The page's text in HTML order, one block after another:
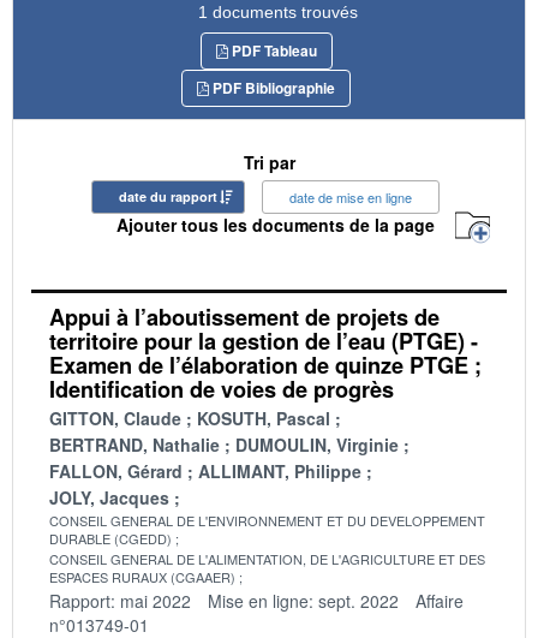
1 documents trouvés
PDF Tableau
PDF Bibliographie
Tri par
date du rapport date de mise en ligne
Ajouter tous les documents de la page
Appui à l’aboutissement de projets de
territoire pour la gestion de l’eau (PTGE) -
Examen de l’élaboration de quinze PTGE ;
Identification de voies de progrès
GITTON, Claude
KOSUTH, Pascal
BERTRAND, Nathalie
DUMOULIN, Virginie
FALLON, Gérard
ALLIMANT, Philippe
JOLY, Jacques
CONSEIL GENERAL DE L'ENVIRONNEMENT ET DU DEVELOPPEMENT
DURABLE (CGEDD)
CONSEIL GENERAL DE L'ALIMENTATION, DE L'AGRICULTURE ET DES
ESPACES RURAUX (CGAAER)
Rapport: mai 2022 Mise en ligne: sept. 2022
Affaire
n°013749-01